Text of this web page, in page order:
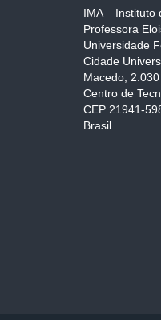
IMA – Instituto
Professora
Universidade
Cidade
Macedo, 2.030
Centro de
CEP 21941-
Brasil